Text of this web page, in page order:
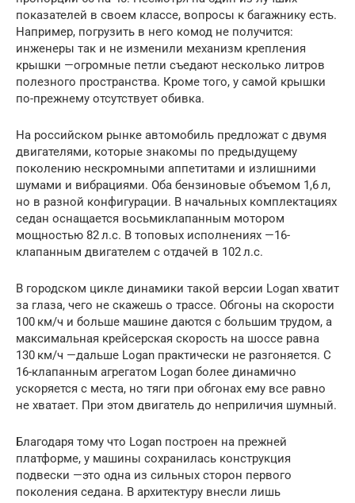
показателей в своем классе, вопросы к багажнику есть.
Например, погрузить в него комод не получится:
инженеры так и не изменили механизм крепления
крышки —огромные петли съедают несколько литров
полезного пространства. Кроме того, у самой крышки
по-прежнему отсутствует обивка.
На российском рынке автомобиль предложат с двумя
двигателями, которые знакомы по предыдущему
поколению нескромными аппетитами и излишними
шумами и вибрациями. Оба бензиновые объемом 1,6 л,
но в разной конфигурации. В начальных комплектациях
седан оснащается восьмиклапанным мотором
мощностью 82 л.с. В топовых исполнениях —16-
клапанным двигателем с отдачей в 102 л.с.
В городском цикле динамики такой версии Logan хватит
за глаза, чего не скажешь о трассе. Обгоны на скорости
100 км/ч и больше машине даются с большим трудом, а
максимальная крейсерская скорость на шоссе равна
130 км/ч —дальше Logan практически не разгоняется. С
16-клапанным агрегатом Logan более динамично
ускоряется с места, но тяги при обгонах ему все равно
не хватает. При этом двигатель до неприличия шумный.
Благодаря тому что Logan построен на прежней
платформе, у машины сохранилась конструкция
подвески —это одна из сильных сторон первого
поколения седана. В архитектуру внесли лишь